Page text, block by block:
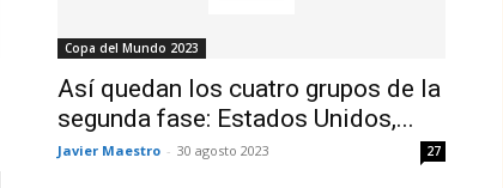
Copa del Mundo 2023
Así quedan los cuatro grupos de la
segunda fase: Estados Unidos,...
Javier Maestro - 30 agosto 2023 27